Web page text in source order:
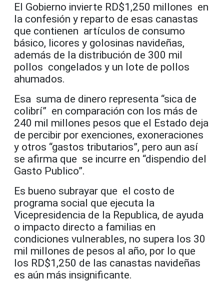
El Gobierno invierte RD$1,250 millones en
la confesión y reparto de esas canastas
que contienen artículos de consumo
básico, licores y golosinas navideñas,
además de la distribución de 300 mil
pollos congelados y un lote de pollos
ahumados.
Esa suma de dinero representa “sica de
colibrí” en comparación con los más de
240 mil millones pesos que el Estado deja
de percibir por exenciones, exoneraciones
y otros “gastos tributarios”, pero aun así
se afirma que se incurre en “dispendio del
Gasto Publico”.
Es bueno subrayar que el costo de
programa social que ejecuta la
Vicepresidencia de la Republica, de ayuda
o impacto directo a familias en
condiciones vulnerables, no supera los 30
mil millones de pesos al año, por lo que
los RD$1,250 de las canastas navideñas
es aún más insignificante.